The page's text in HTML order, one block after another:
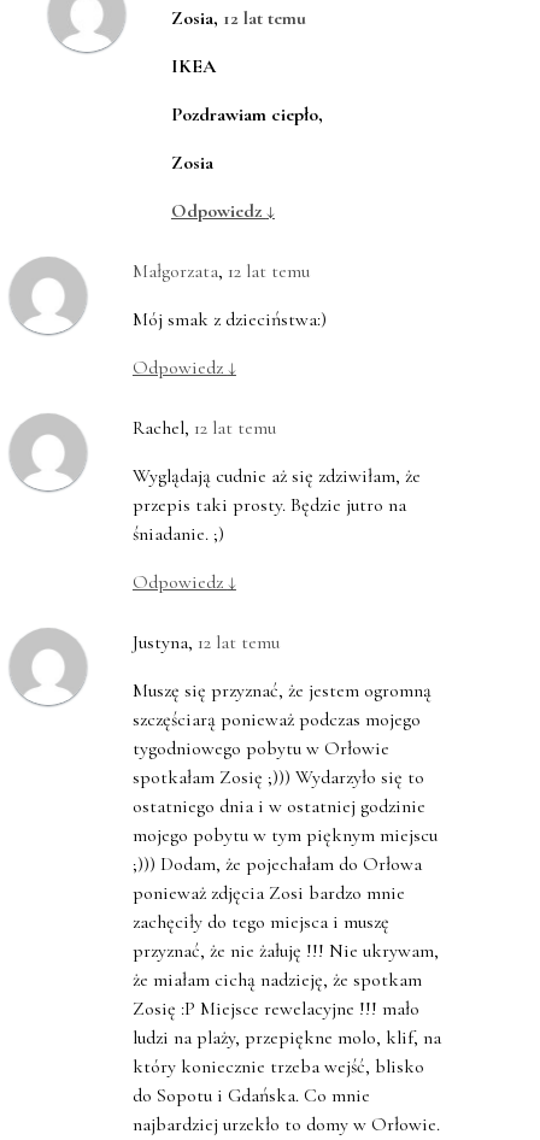
Zosia, 12 lat temu
IKEA
Pozdrawiam ciepło,
Zosia
Odpowiedz ↓
Małgorzata, 12 lat temu
Mój smak z dzieciństwa:)
Odpowiedz ↓
Rachel, 12 lat temu
Wyglądają cudnie aż się zdziwiłam, że
przepis taki prosty. Będzie jutro na
śniadanie. ;)
Odpowiedz ↓
Justyna, 12 lat temu
Muszę się przyznać, że jestem ogromną
szczęściarą ponieważ podczas mojego
tygodniowego pobytu w Orłowie
spotkałam Zosię ;))) Wydarzyło się to
ostatniego dnia i w ostatniej godzinie
mojego pobytu w tym pięknym miejscu
;))) Dodam, że pojechałam do Orłowa
ponieważ zdjęcia Zosi bardzo mnie
zachęciły do tego miejsca i muszę
przyznać, że nie żałuję !!! Nie ukrywam,
że miałam cichą nadzieję, że spotkam
Zosię :P Miejsce rewelacyjne !!! mało
ludzi na plaży, przepiękne molo, klif, na
który koniecznie trzeba wejść, blisko
do Sopotu i Gdańska. Co mnie
najbardziej urzekło to domy w Orłowie.